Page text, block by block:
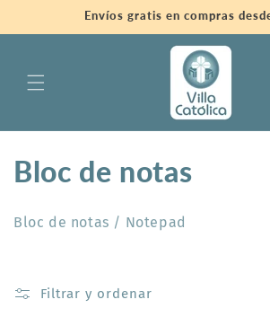
directamente
al contenido
Envíos gratis en compras
C
o
Bloc de notas
Bloc de notas / Notepad
Filtrar y ordenar